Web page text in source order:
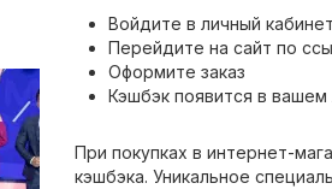
Войдите в личный
Перейдите на сайт по
Оформите заказ
Кэшбэк появится в вашем
При покупках в интернет-
кэшбэка. Уникальное